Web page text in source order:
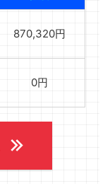
870,320円
0円